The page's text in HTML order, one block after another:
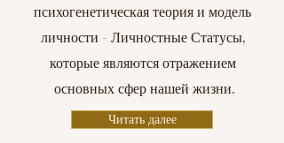
психогенетическая теория и модель
личности - Личностные Статусы,
которые являются отражением
основных сфер нашей жизни.
Читать далее